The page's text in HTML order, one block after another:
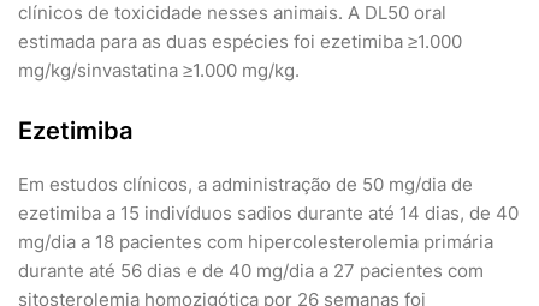
clínicos de toxicidade nesses animais. A DL50 oral
estimada para as duas espécies foi ezetimiba ≥1.000
mg/kg/sinvastatina ≥1.000 mg/kg.
Ezetimiba
Em estudos clínicos, a administração de 50 mg/dia de
ezetimiba a 15 indivíduos sadios durante até 14 dias, de 40
mg/dia a 18 pacientes com hipercolesterolemia primária
durante até 56 dias e de 40 mg/dia a 27 pacientes com
sitosterolemia homozigótica por 26 semanas foi